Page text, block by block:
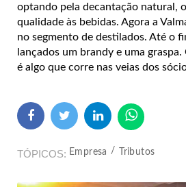
optando pela decantação natural,
qualidade às bebidas. Agora a
no segmento de destilados. Até o
lançados um brandy e uma
é algo que corre nas veias dos
TÓPICOS Empresa Tributos